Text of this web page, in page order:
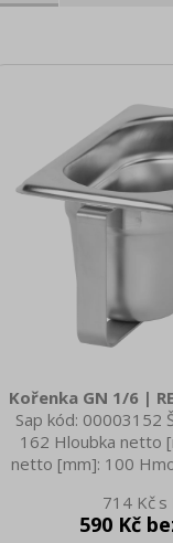
Kořenka GN 1/6 |
Sap kód: 00003152
162 Hloubka netto
netto [mm]: 100
brutto [mm]: 186
110 Hmotnost
714 Kč
590 Kč